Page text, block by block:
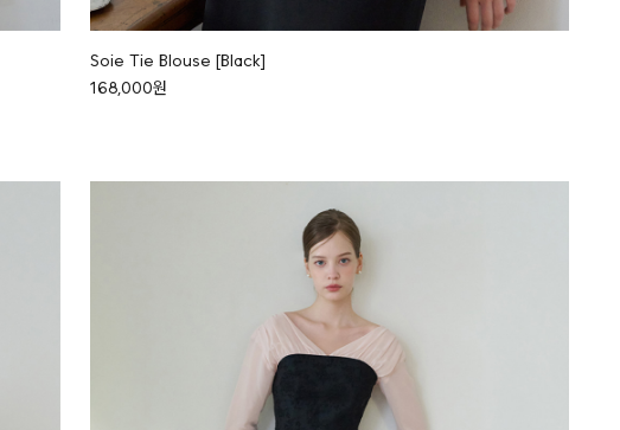
Soie Tie Blouse [Black]
168,000원